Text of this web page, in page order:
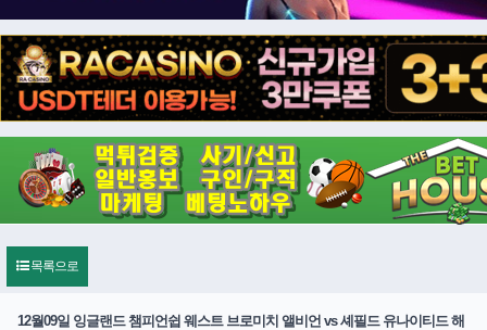
목록으로
12월09일 잉글랜드 챔피언쉽 웨스트 브로미치 앨비언 vs 셰필드 유나이티드 해